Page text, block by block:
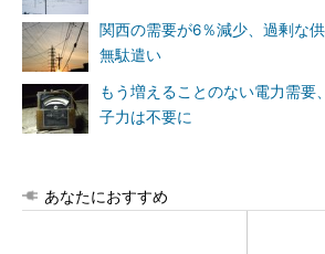
関西の需要が6％減少、過剰な
無駄遣い
もう増えることのない電力需要
子力は不要に
あなたにおすすめ